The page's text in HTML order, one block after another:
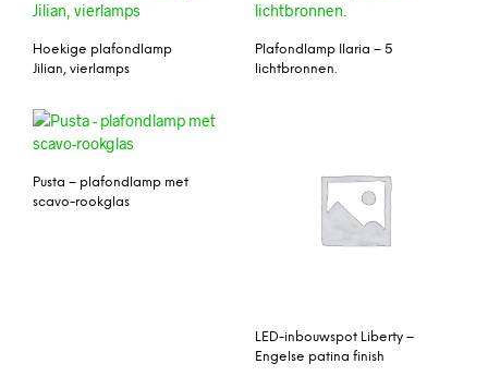
Hoekige plafondlamp
Jilian, vierlamps
Plafondlamp Ilaria – 5
lichtbronnen.
Pusta – plafondlamp met
scavo-rookglas
LED-inbouwspot Liberty –
Engelse patina finish